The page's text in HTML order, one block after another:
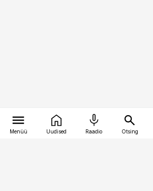
Menüü Uudised Raadio Otsing